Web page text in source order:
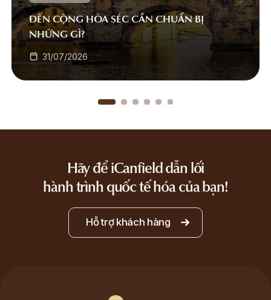
ĐẾN CỘNG HÒA SÉC CẦN CHUẨN BỊ
NHỮNG GÌ?
31/07/2026
Hãy để iCanfield dẫn lối
hành trình quốc tế hóa của bạn!
Hỗ trợ khách hàng